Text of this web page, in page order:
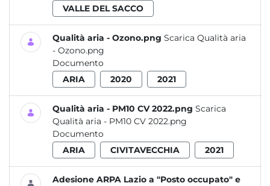
VALLE DEL SACCO
Qualità aria - Ozono.png Scarica Qualità aria
- Ozono.png
Documento
ARIA
2020 2021
Qualità aria - PM10 CV 2022.png Scarica
Qualità aria - PM10 CV 2022.png
Documento
ARIA
CIVITAVECCHIA 2021
Adesione ARPA Lazio a "Posto occupato" e